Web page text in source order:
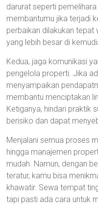
darurat seperti
membantumu jika terjadi
perbaikan dilakukan tepat
yang lebih besar di
Kedua, jaga komunikasi
pengelola properti. Jika
menyampaikan
membantu menciptakan
Ketiganya, hindari praktik
berisiko dan dapat
Menjalani semua proses
hingga manajemen
mudah. Namun, dengan
teratur, kamu bisa
khawatir. Sewa tempat
tapi pasti ada cara untuk